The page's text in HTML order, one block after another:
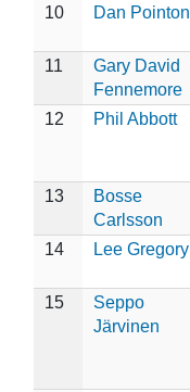
10 Dan Pointon
11
Gary David
Fennemore
12 Phil Abbott
13
Bosse
Carlsson
14 Lee Gregory
15
Seppo
Järvinen